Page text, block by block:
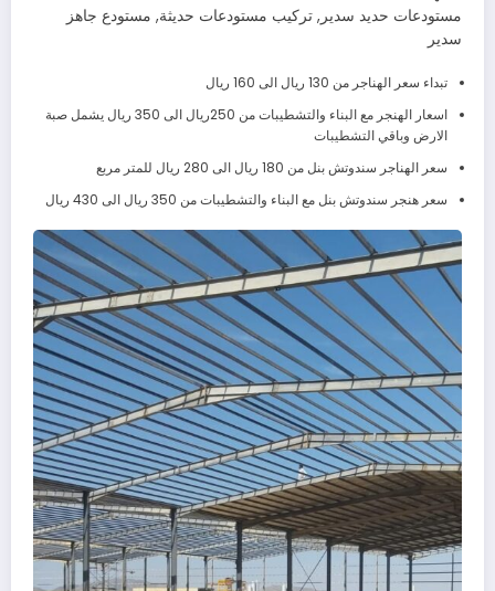
مستودعات حديد سدير, تركيب مستودعات حديثة, مستودع جاهز
سدير
تبداء سعر الهناجر من 130 ريال الى 160 ريال
اسعار الهنجر مع البناء والتشطيبات من 250ريال الى 350 ريال يشمل صبة
الارض وباقي التشطيبات
سعر الهناجر سندوتش بنل من 180 ريال الى 280 ريال للمتر مربع
سعر هنجر سندوتش بنل مع البناء والتشطيبات من 350 ريال الى 430 ريال